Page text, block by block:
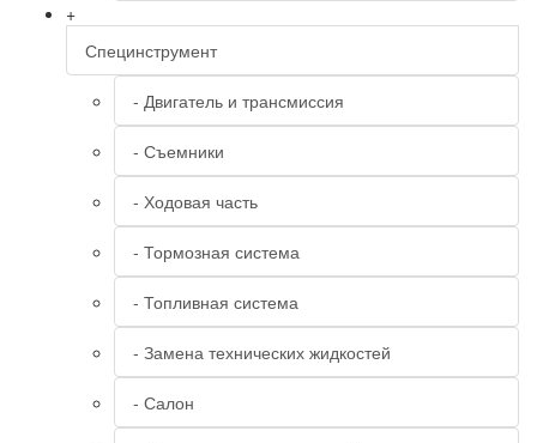
+
Специнструмент
- Двигатель и трансмиссия
- Съемники
- Ходовая часть
- Тормозная система
- Топливная система
- Замена технических жидкостей
- Салон